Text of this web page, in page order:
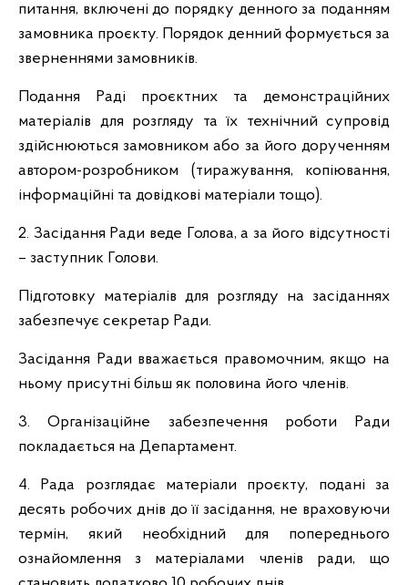
питання, включені до порядку денного за поданням
замовника проєкту. Порядок денний формується за
зверненнями замовників.
Подання Раді проєктних та демонстраційних
матеріалів для розгляду та їх технічний супровід
здійснюються замовником або за його дорученням
автором-розробником (тиражування, копіювання,
інформаційні та довідкові матеріали тощо).
2. Засідання Ради веде Голова, а за його відсутності
– заступник Голови.
Підготовку матеріалів для розгляду на засіданнях
забезпечує секретар Ради.
Засідання Ради вважається правомочним, якщо на
ньому присутні більш як половина його членів.
3. Організаційне забезпечення роботи Ради
покладається на Департамент.
4. Рада розглядає матеріали проєкту, подані за
десять робочих днів до її засідання, не враховуючи
термін, який необхідний для попереднього
ознайомлення з матеріалами членів ради, що